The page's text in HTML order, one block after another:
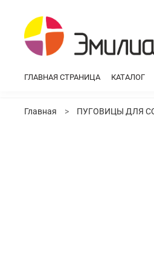
ГЛАВНАЯ СТРАНИЦА КАТАЛОГ
Главная ПУГОВИЦЫ ДЛЯ